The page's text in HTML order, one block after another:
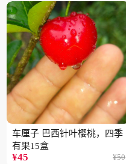
车厘子 巴西针叶樱桃，四季
有果15盒
¥45 ¥50